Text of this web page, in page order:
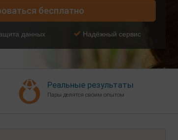
бесплатно
данных Надёжный сервис
Реальные результаты
Пары делятся своим опытом